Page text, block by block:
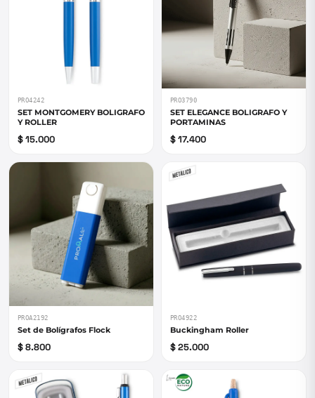
PRO4242
SET MONTGOMERY BOLIGRAFO
Y ROLLER
$ 15.000
PRO3790
SET ELEGANCE BOLIGRAFO Y
PORTAMINAS
$ 17.400
PROA2192
Set de Bolígrafos Flock
$ 8.800
PRO4922
Buckingham Roller
$ 25.000